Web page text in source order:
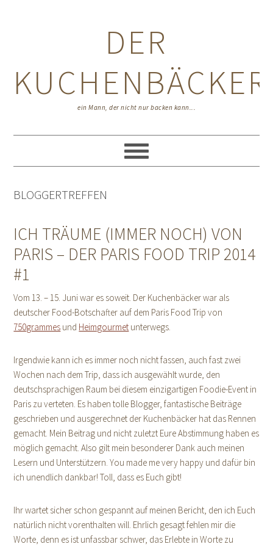
DER
KUCHENBÄCKER
ein Mann, der nicht nur backen kann...
BLOGGERTREFFEN
ICH TRÄUME (IMMER NOCH) VON
PARIS – DER PARIS FOOD TRIP 2014
#1
Vom 13. – 15. Juni war es soweit. Der Kuchenbäcker war als
deutscher Food-Botschafter auf dem Paris Food Trip von
750grammes und Heimgourmet unterwegs.
Irgendwie kann ich es immer noch nicht fassen, auch fast zwei
Wochen nach dem Trip, dass ich ausgewählt wurde, den
deutschsprachigen Raum bei diesem einzigartigen Foodie-Event in
Paris zu verteten. Es haben tolle Blogger, fantastische Beiträge
geschrieben und ausgerechnet der Kuchenbäcker hat das Rennen
gemacht. Mein Beitrag und nicht zuletzt Eure Abstimmung haben es
möglich gemacht. Also gilt mein besonderer Dank auch meinen
Lesern und Unterstützern. You made me very happy und dafür bin
ich unendlich dankbar! Toll, dass es Euch gibt!
Ihr wartet sicher schon gespannt auf meinen Bericht, den ich Euch
natürlich nicht vorenthalten will. Ehrlich gesagt fehlen mir die
Worte, denn es ist unfassbar schwer, das Erlebte in Worte zu